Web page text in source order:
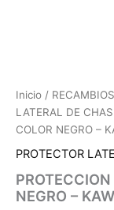
Inicio /
LATERAL DE
COLOR NEGRO –
PROTECTOR
NEGRO –